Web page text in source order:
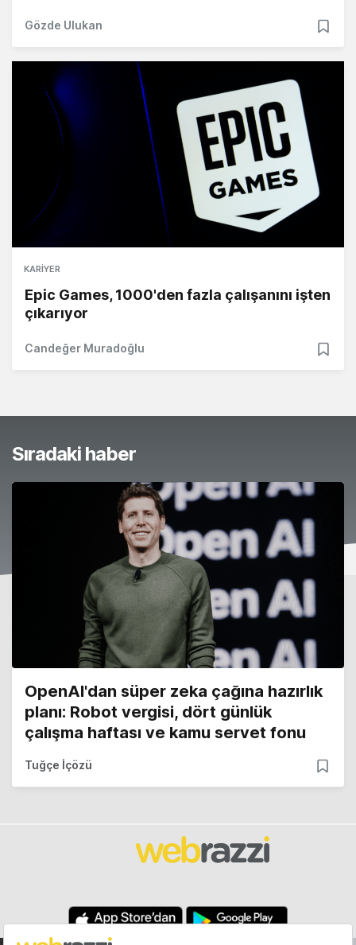
Gözde Ulukan
KARIYER
Epic Games, 1000'den fazla çalışanını işten
çıkarıyor
Candeğer Muradoğlu
Sıradaki haber
OpenAI'dan süper zeka çağına hazırlık
planı: Robot vergisi, dört günlük
çalışma haftası ve kamu servet fonu
Tuğçe İçözü